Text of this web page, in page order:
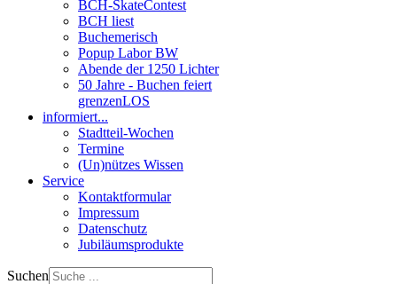
BCH-SkateContest
BCH liest
Buchemerisch
Popup Labor BW
Abende der 1250 Lichter
50 Jahre - Buchen feiert
grenzenLOS
informiert...
Stadtteil-Wochen
Termine
(Un)nützes Wissen
Service
Kontaktformular
Impressum
Datenschutz
Jubiläumsprodukte
Suchen